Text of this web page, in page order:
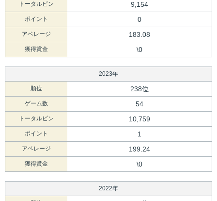
トータルピン 9,154
ポイント 0
アベレージ 183.08
獲得賞金 \0
2023年
順位 238位
ゲーム数 54
トータルピン 10,759
ポイント 1
アベレージ 199.24
獲得賞金 \0
2022年